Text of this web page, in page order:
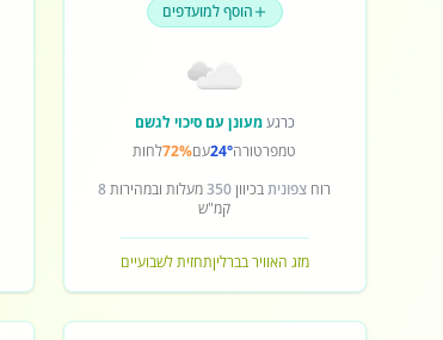
הוסף למועדפים
כרגעמעונן עם סיכוי לגשם
טמפרטורה24°עם72%לחות
רוח צפוניתבכיוון350מעלות ובמהירות8
קמ"ש
מזג האוויר בברליןתחזית לשבועיים